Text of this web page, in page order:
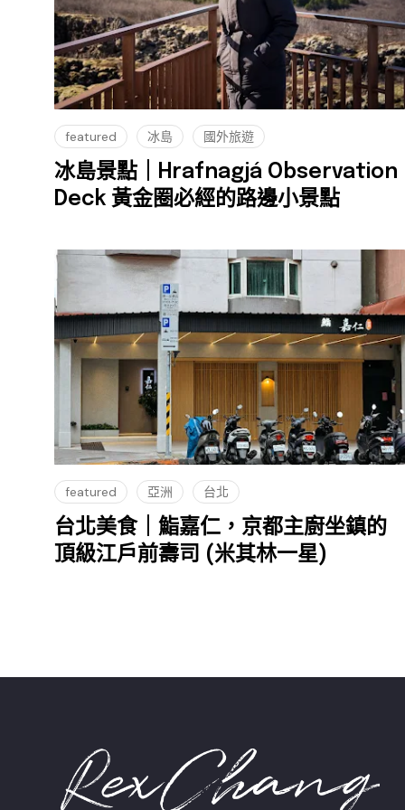
featured 冰島 國外旅遊
冰島景點｜Hrafnagjá Observation
Deck 黃金圈必經的路邊小景點
featured 亞洲 台北
台北美食｜鮨嘉仁，京都主廚坐鎮的
頂級江戶前壽司 (米其林一星)